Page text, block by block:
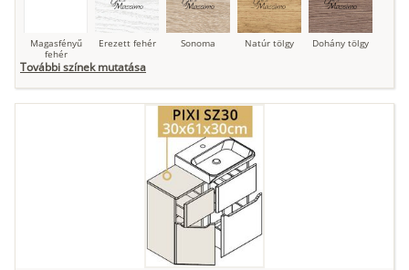
Magasfényű
fehér
Erezett fehér Sonoma Natúr tölgy Dohány tölgy
Loft beton
Szupermatt
Nádzöld
További színek mutatása